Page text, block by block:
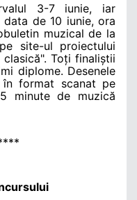
3-7 iunie, iar
de 10 iunie, ora
muzical de la
site-ul proiectului
". Toți finaliștii
diplome. Desenele
format scanat pe
minute de muzică